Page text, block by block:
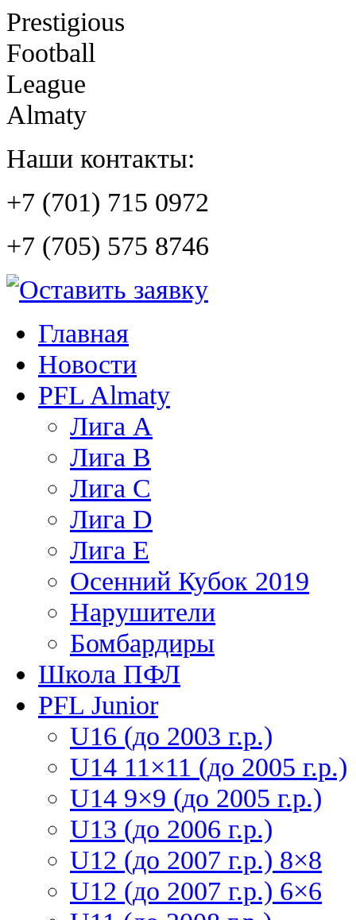
Prestigious
Football
League
Almaty
Наши контакты:
+7 (701) 715 0972
+7 (705) 575 8746
Главная
Новости
PFL Almaty
Лига A
Лига В
Лига С
Лига D
Лига Е
Осенний Кубок 2019
Нарушители
Бомбардиры
Школа ПФЛ
PFL Junior
U16 (до 2003 г.р.)
U14 11×11 (до 2005 г.р.)
U14 9×9 (до 2005 г.р.)
U13 (до 2006 г.р.)
U12 (до 2007 г.р.) 8×8
U12 (до 2007 г.р.) 6×6